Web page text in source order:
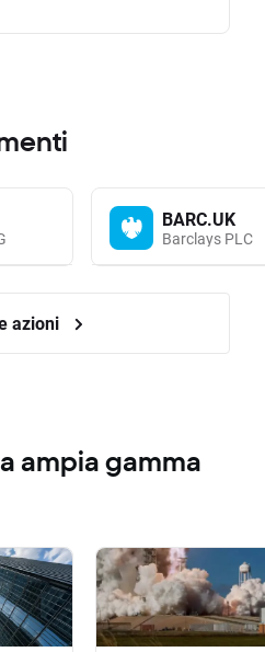
BARC.UK
Barclays PLC
azioni
ampia gamma